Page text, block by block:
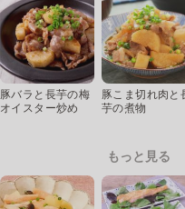
豚バラと長芋の梅
オイスター炒め
豚こま切れ肉と
芋の煮物
もっと見る